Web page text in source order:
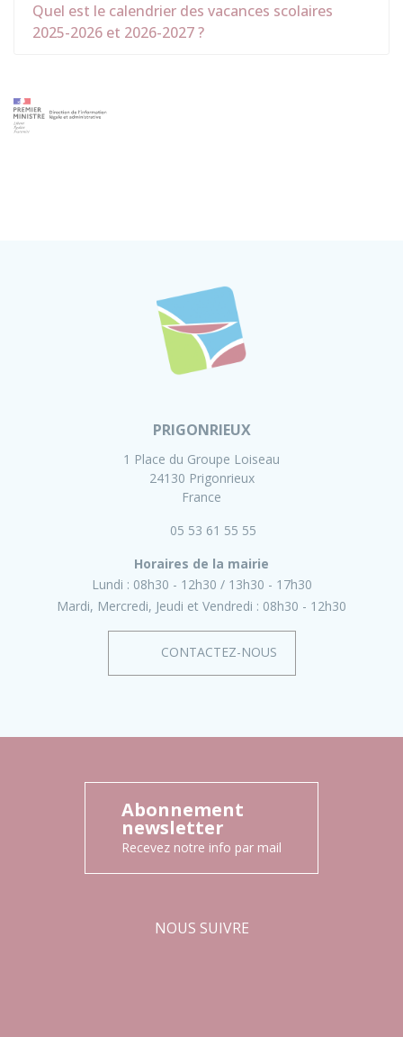
Quel est le calendrier des vacances scolaires
2025-2026 et 2026-2027 ?
PRIGONRIEUX
1 Place du Groupe Loiseau
24130 Prigonrieux
France
05 53 61 55 55
Horaires de la mairie
Lundi : 08h30 - 12h30
13h30 - 17h30
Mardi, Mercredi, Jeudi et Vendredi : 08h30 - 12h30
CONTACTEZ-NOUS
Abonnement
newsletter
Recevez notre info par mail
NOUS SUIVRE